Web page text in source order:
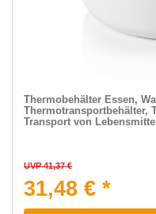
Thermobehälter Essen,
Thermotransportbehälter,
Transport von
UVP 41,37 €
31,48 € *